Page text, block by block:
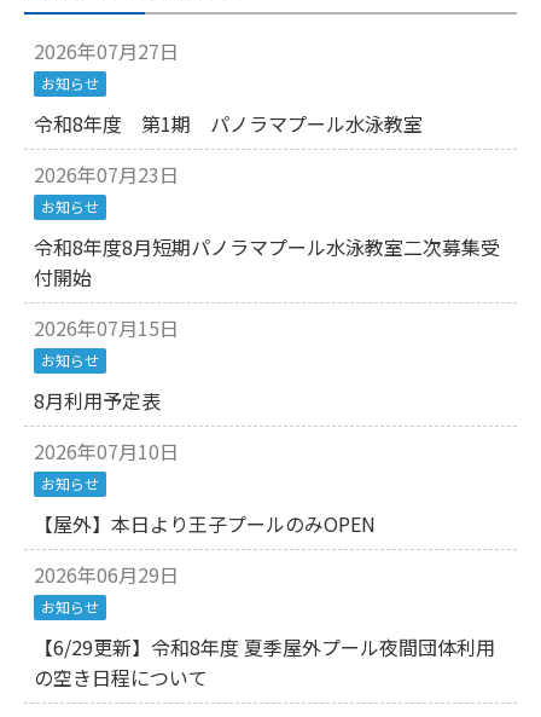
2026年07月27日
お知らせ
令和8年度 第1期 パノラマプール水泳教室
2026年07月23日
お知らせ
令和8年度8月短期パノラマプール水泳教室二次募集受
付開始
2026年07月15日
お知らせ
8月利用予定表
2026年07月10日
お知らせ
【屋外】本日より王子プールのみOPEN
2026年06月29日
お知らせ
【6/29更新】令和8年度 夏季屋外プール夜間団体利用
の空き日程について